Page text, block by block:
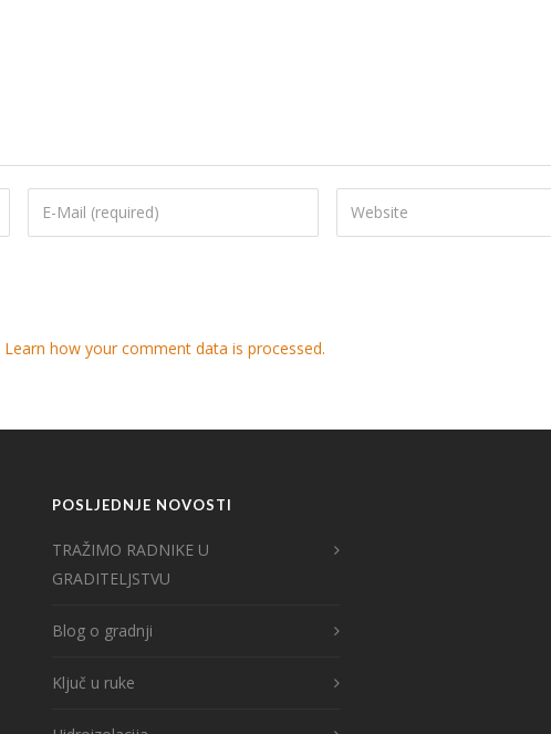
Learn how your comment data is processed.
POSLJEDNJE NOVOSTI
TRAŽIMO RADNIKE U
GRADITELJSTVU
Blog o gradnji
Ključ u ruke